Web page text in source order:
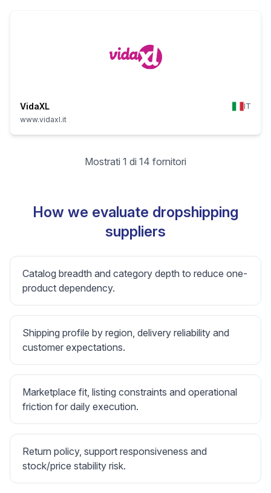
VidaXL
IT
www.vidaxl.it
Mostrati 1 di 14 fornitori
How we evaluate dropshipping
suppliers
Catalog breadth and category depth to reduce one-
product dependency.
Shipping profile by region, delivery reliability and
customer expectations.
Marketplace fit, listing constraints and operational
friction for daily execution.
Return policy, support responsiveness and
stock/price stability risk.